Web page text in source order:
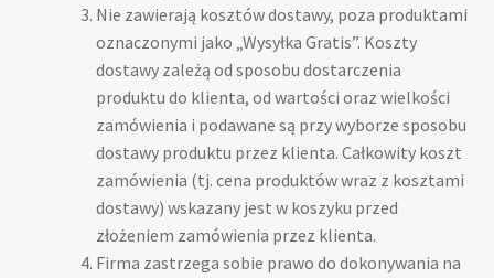
Nie zawierają kosztów dostawy, poza produktami
oznaczonymi jako „Wysyłka Gratis”. Koszty
dostawy zależą od sposobu dostarczenia
produktu do klienta, od wartości oraz wielkości
zamówienia i podawane są przy wyborze sposobu
dostawy produktu przez klienta. Całkowity koszt
zamówienia (tj. cena produktów wraz z kosztami
dostawy) wskazany jest w koszyku przed
złożeniem zamówienia przez klienta.
Firma zastrzega sobie prawo do dokonywania na